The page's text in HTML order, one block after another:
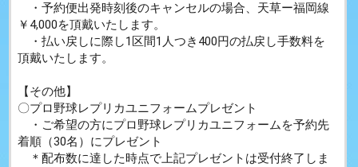
・予約便出発時刻後のキャンセルの場合、天草ー福岡線
￥4,000を頂戴いたします。
・払い戻しに際し1区間1人つき400円の払戻し手数料を
頂戴いたします。
【その他】
〇プロ野球レプリカユニフォームプレゼント
・ご希望の方にプロ野球レプリカユニフォームを予約先
着順（30名）にプレゼント
＊配布数に達した時点で上記プレゼントは受付終了しま